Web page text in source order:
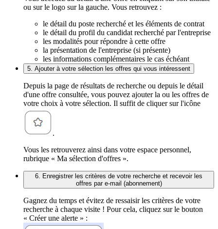
ou sur le logo sur la gauche. Vous retrouvez :
le détail du poste recherché et les éléments de contrat
le détail du profil du candidat recherché par l'entreprise
les modalités pour répondre à cette offre
la présentation de l'entreprise (si présente)
les informations complémentaires le cas échéant
5. Ajouter à votre sélection les offres qui vous intéressent
Depuis la page de résultats de recherche ou depuis le détail
d'une offre consultée, vous pouvez ajouter la ou les offres de
votre choix à votre sélection. Il suffit de cliquer sur l'icône
.
Vous les retrouverez ainsi dans votre espace personnel,
rubrique « Ma sélection d'offres ».
6. Enregistrer les critères de votre recherche et recevoir les
offres par e-mail (abonnement)
Gagnez du temps et évitez de ressaisir les critères de votre
recherche à chaque visite ! Pour cela, cliquez sur le bouton
« Créer une alerte » :